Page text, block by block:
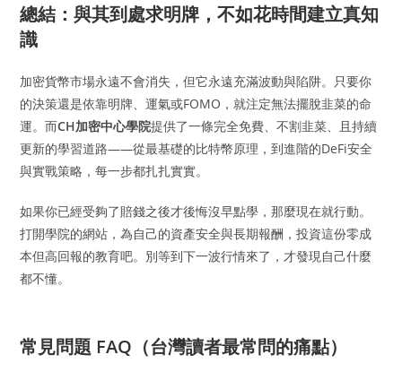
總結：與其到處求明牌，不如花時間建立真知
識
加密貨幣市場永遠不會消失，但它永遠充滿波動與陷阱。只要你
的決策還是依靠明牌、運氣或FOMO，就注定無法擺脫韭菜的命
運。而CH加密中心學院提供了一條完全免費、不割韭菜、且持續
更新的學習道路——從最基礎的比特幣原理，到進階的DeFi安全
與實戰策略，每一步都扎扎實實。
如果你已經受夠了賠錢之後才後悔沒早點學，那麼現在就行動。
打開學院的網站，為自己的資產安全與長期報酬，投資這份零成
本但高回報的教育吧。別等到下一波行情來了，才發現自己什麼
都不懂。
常見問題 FAQ（台灣讀者最常問的痛點）